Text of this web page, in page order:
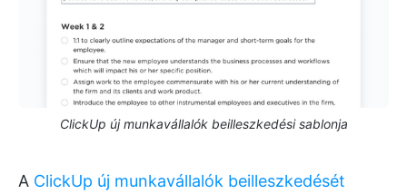
ClickUp új munkavállalók beilleszkedési sablonja
A ClickUp új munkavállalók beilleszkedését